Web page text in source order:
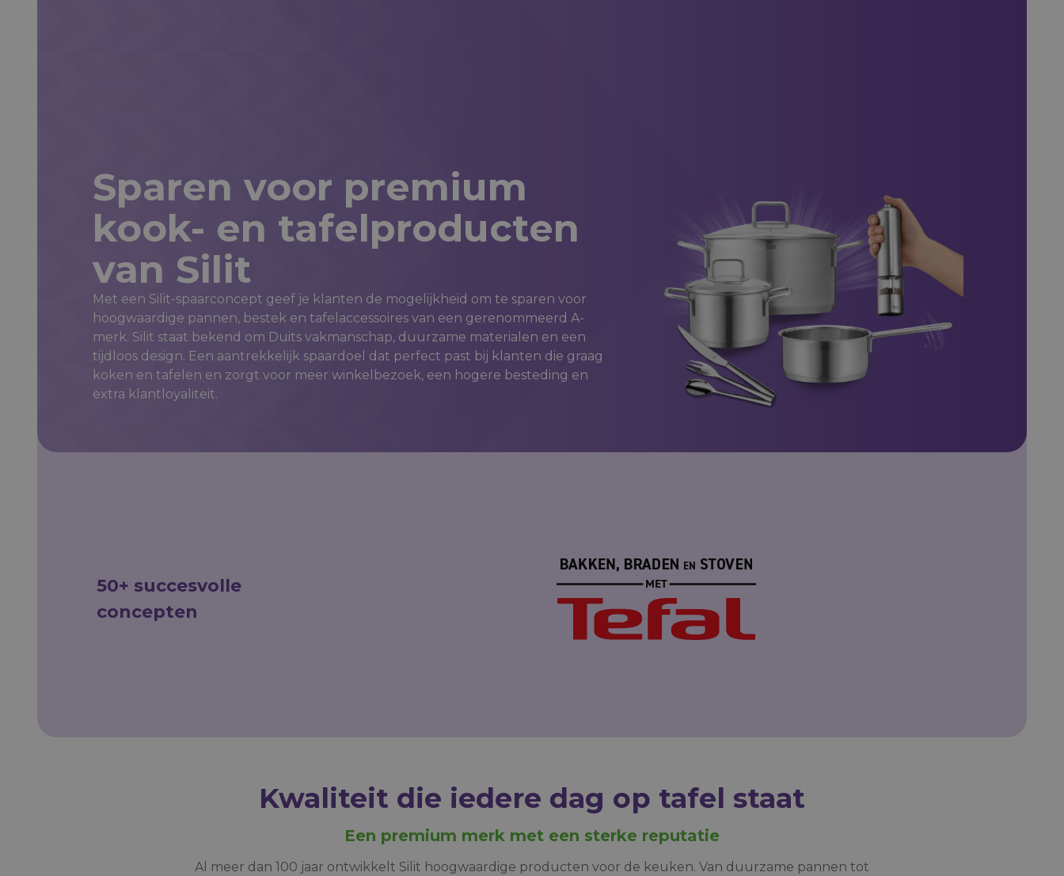
Sparen voor premium
kook- en tafelproducten
van Silit
Met een Silit-spaarconcept geef je klanten de mogelijkheid om te sparen voor
hoogwaardige pannen, bestek en tafelaccessoires van een gerenommeerd A-
merk. Silit staat bekend om Duits vakmanschap, duurzame materialen en een
tijdloos design. Een aantrekkelijk spaardoel dat perfect past bij klanten die graag
koken en tafelen en zorgt voor meer winkelbezoek, een hogere besteding en
extra klantloyaliteit.
50+ succesvolle
concepten
Kwaliteit die iedere dag op tafel staat
Een premium merk met een sterke reputatie
Al meer dan 100 jaar ontwikkelt Silit hoogwaardige producten voor de keuken. Van duurzame pannen tot